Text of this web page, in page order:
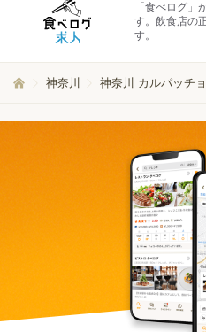
「食べログ」
す。飲食店の
す。
神奈川 神奈川 カルパッチョ